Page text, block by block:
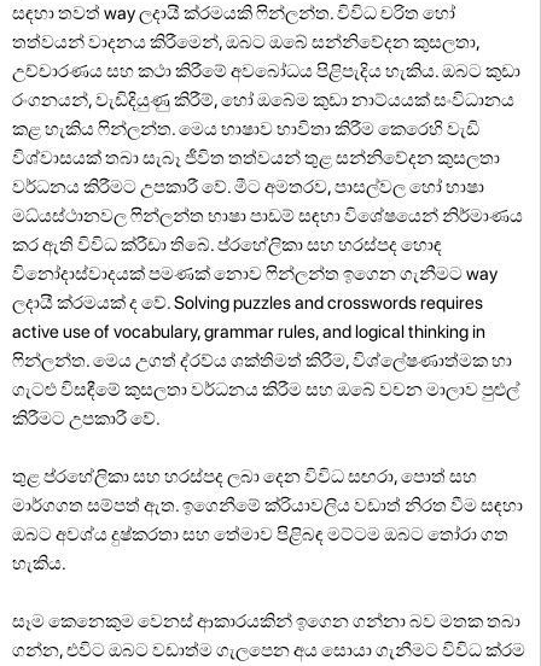
සඳහා තවත් way ලදායී ක්රමයකි ෆින්ලන්ත. විවිධ චරිත හෝ
තත්වයන් වාදනය කිරීමෙන්, ඔබට ඔබේ සන්නිවේදන කුසලතා,
උච්චාරණය සහ කථා කිරීමේ අවබෝධය පිළිපැදිය හැකිය. ඔබට කුඩා
රංගනයන්, වැඩිදියුණු කිරීම්, හෝ ඔබේම කුඩා නාට්යයක් සංවිධානය
කළ හැකිය ෆින්ලන්ත. මෙය භාෂාව භාවිතා කිරීම කෙරෙහි වැඩි
විශ්වාසයක් තබා සැබෑ ජීවිත තත්වයන් තුළ සන්නිවේදන කුසලතා
වර්ධනය කිරීමට උපකාරී වේ. මීට අමතරව, පාසල්වල හෝ භාෂා
මධ්යස්ථානවල ෆින්ලන්ත භාෂා පාඩම් සඳහා විශේෂයෙන් නිර්මාණය
කර ඇති විවිධ ක්රීඩා තිබේ. ප්රහේලිකා සහ හරස්පද හොඳ
විනෝදාස්වාදයක් පමණක් නොව ෆින්ලන්ත ඉගෙන ගැනීමට way
ලදායී ක්රමයක් ද වේ. Solving puzzles and crosswords requires
active use of vocabulary, grammar rules, and logical thinking in
ෆින්ලන්ත. මෙය උගත් ද්රව්ය ශක්තිමත් කිරීම, විශ්ලේෂණාත්මක හා
ගැටළු විසඳීමේ කුසලතා වර්ධනය කිරීම සහ ඔබේ වචන මාලාව පුළුල්
කිරීමට උපකාරී වේ.
තුළ ප්රහේලිකා සහ හරස්පද ලබා දෙන විවිධ සඟරා, පොත් සහ
මාර්ගගත සම්පත් ඇත. ඉගෙනීමේ ක්රියාවලිය වඩාත් නිරත වීම සඳහා
ඔබට අවශ්ය දුෂ්කරතා සහ තේමාව පිළිබඳ මට්ටම ඔබට තෝරා ගත
හැකිය.
සෑම කෙනෙකුම වෙනස් ආකාරයකින් ඉගෙන ගන්නා බව මතක තබා
ගන්න, එවිට ඔබට වඩාත්ම ගැලපෙන අය සොයා ගැනීමට විවිධ ක්රම